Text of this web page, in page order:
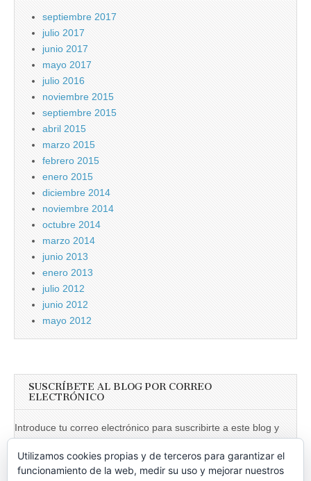
septiembre 2017
julio 2017
junio 2017
mayo 2017
julio 2016
noviembre 2015
septiembre 2015
abril 2015
marzo 2015
febrero 2015
enero 2015
diciembre 2014
noviembre 2014
octubre 2014
marzo 2014
junio 2013
enero 2013
julio 2012
junio 2012
mayo 2012
SUSCRÍBETE AL BLOG POR CORREO
ELECTRÓNICO
Introduce tu correo electrónico para suscribirte a este blog y
Dirección
Utilizamos cookies propias y de terceros para garantizar el
funcionamiento de la web, medir su uso y mejorar nuestros